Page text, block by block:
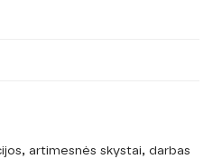
artimesnės skystai, darbas